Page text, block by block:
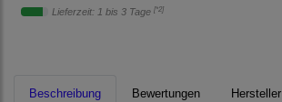
Lieferzeit: 1 bis 3 Tage [*2]
Beschreibung Bewertungen Hersteller